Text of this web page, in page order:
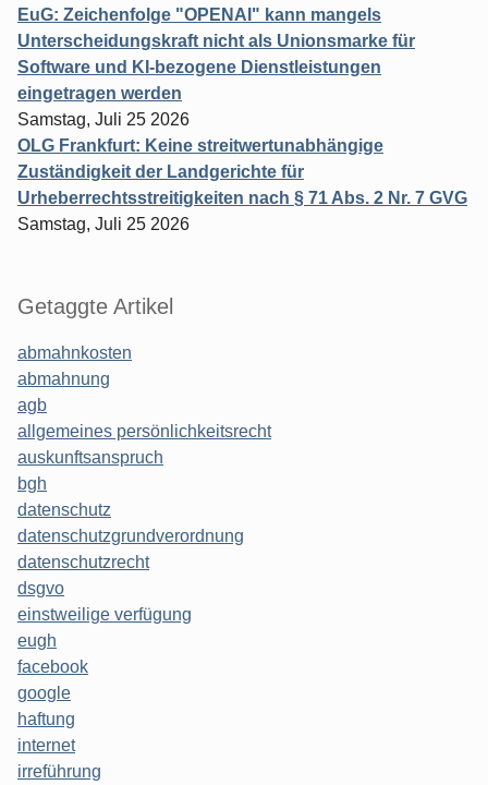
EuG: Zeichenfolge "OPENAI" kann mangels
Unterscheidungskraft nicht als Unionsmarke für
Software und KI-bezogene Dienstleistungen
eingetragen werden
Samstag, Juli 25 2026
OLG Frankfurt: Keine streitwertunabhängige
Zuständigkeit der Landgerichte für
Urheberrechtsstreitigkeiten nach § 71 Abs. 2 Nr. 7 GVG
Samstag, Juli 25 2026
Getaggte Artikel
abmahnkosten
abmahnung
agb
allgemeines persönlichkeitsrecht
auskunftsanspruch
bgh
datenschutz
datenschutzgrundverordnung
datenschutzrecht
dsgvo
einstweilige verfügung
eugh
facebook
google
haftung
internet
irreführung